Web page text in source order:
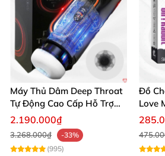
Máy Thủ Dâm Deep Throat
Tự Động Cao Cấp Hỗ Trợ
Gắn Tường
2.190.000₫
3.268.000₫
-33%
(995)
Đồ
Love
mẽ